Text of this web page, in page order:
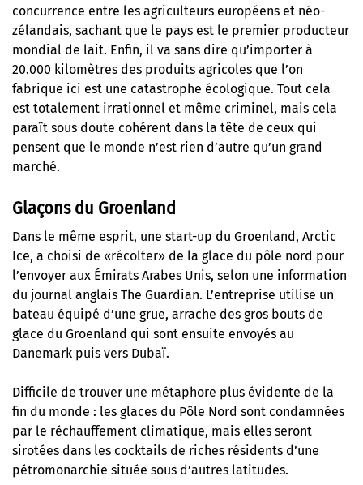
concurrence entre les agriculteurs européens et néo-
zélandais, sachant que le pays est le premier producteur
mondial de lait. Enfin, il va sans dire qu’importer à
20.000 kilomètres des produits agricoles que l’on
fabrique ici est une catastrophe écologique. Tout cela
est totalement irrationnel et même criminel, mais cela
paraît sous doute cohérent dans la tête de ceux qui
pensent que le monde n’est rien d’autre qu’un grand
marché.
Glaçons du Groenland
Dans le même esprit, une start-up du Groenland, Arctic
Ice, a choisi de «récolter» de la glace du pôle nord pour
l’envoyer aux Émirats Arabes Unis, selon une information
du journal anglais The Guardian. L’entreprise utilise un
bateau équipé d’une grue, arrache des gros bouts de
glace du Groenland qui sont ensuite envoyés au
Danemark puis vers Dubaï.
Difficile de trouver une métaphore plus évidente de la
fin du monde : les glaces du Pôle Nord sont condamnées
par le réchauffement climatique, mais elles seront
sirotées dans les cocktails de riches résidents d’une
pétromonarchie située sous d’autres latitudes.